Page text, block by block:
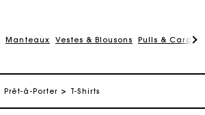
Manteaux Vestes & Blousons Pulls &
Prêt-à-Porter T-Shirts
Suivi de commande